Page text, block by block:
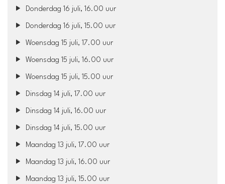
Donderdag 16 juli, 16.00 uur
Donderdag 16 juli, 15.00 uur
Woensdag 15 juli, 17.00 uur
Woensdag 15 juli, 16.00 uur
Woensdag 15 juli, 15.00 uur
Dinsdag 14 juli, 17.00 uur
Dinsdag 14 juli, 16.00 uur
Dinsdag 14 juli, 15.00 uur
Maandag 13 juli, 17.00 uur
Maandag 13 juli, 16.00 uur
Maandag 13 juli, 15.00 uur